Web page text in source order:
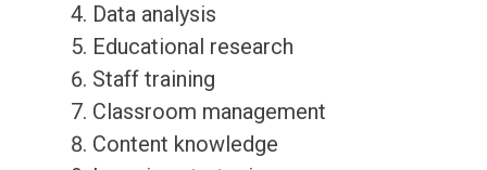
Data analysis
Educational research
Staff training
Classroom management
Content knowledge